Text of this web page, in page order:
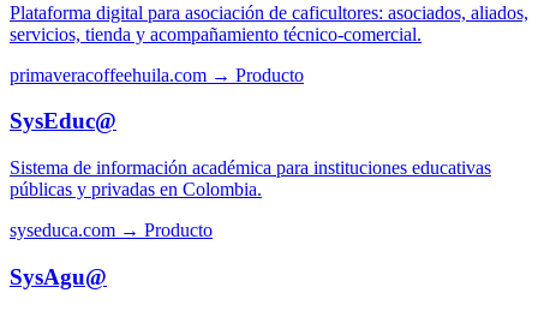
Plataforma digital para asociación de caficultores: asociados, aliados,
servicios, tienda y acompañamiento técnico-comercial.
primaveracoffeehuila.com → Producto
SysEduc@
Sistema de información académica para instituciones educativas
públicas y privadas en Colombia.
syseduca.com → Producto
SysAgu@